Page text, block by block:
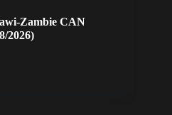
Zambie CAN
2026)